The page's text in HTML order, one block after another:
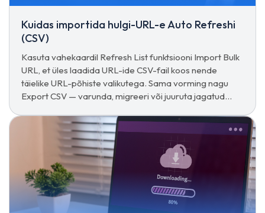
Kuidas importida hulgi-URL-e Auto Refreshi
(CSV)
Kasuta vahekaardil Refresh List funktsiooni Import Bulk
URL, et üles laadida URL-ide CSV-fail koos nende
täielike URL-põhiste valikutega. Sama vorming nagu
Export CSV — varunda, migreeri või juuruta jagatud